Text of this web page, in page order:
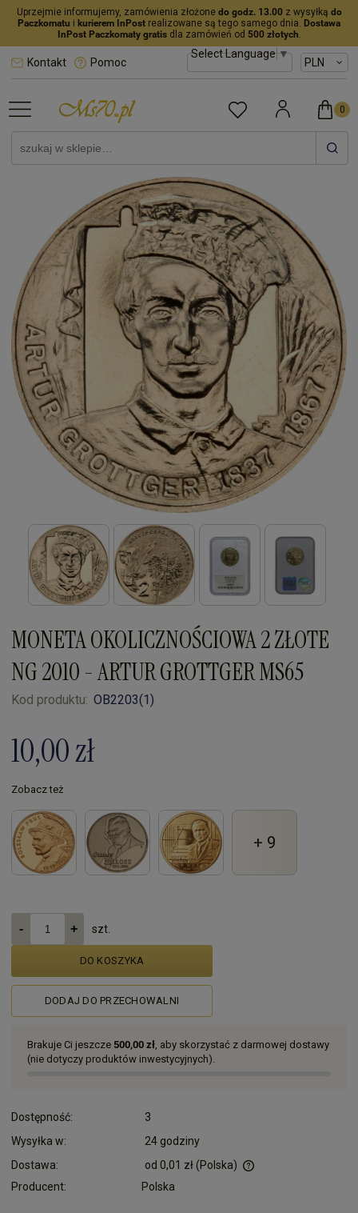
Uprzejmie informujemy, zamówienia złożone do godz. 13.00z wysyłką do
Paczkomatu i kurierem InPost realizowane są tego samego dnia. Dostawa
InPost Paczkomaty gratisdla zamówień od 500 złotych.
Select Language▼
Kontakt Pomoc
MONETA OKOLICZNOŚCIOWA 2 ZŁOTE
NG 2010 - ARTUR GROTTGER MS65
Kod produktu: OB2203(1)
10,00 zł
Zobacz też
+ 9
szt.
DO KOSZYKA
DODAJ DO PRZECHOWALNI
Brakuje Ci jeszcze 500,00 zł, aby skorzystać z darmowej dostawy
(nie dotyczy produktów inwestycyjnych).
Dostępność:
3
Wysyłka w:
24 godziny
Dostawa:
od 0,01 zł(Polska)
Producent: Polska